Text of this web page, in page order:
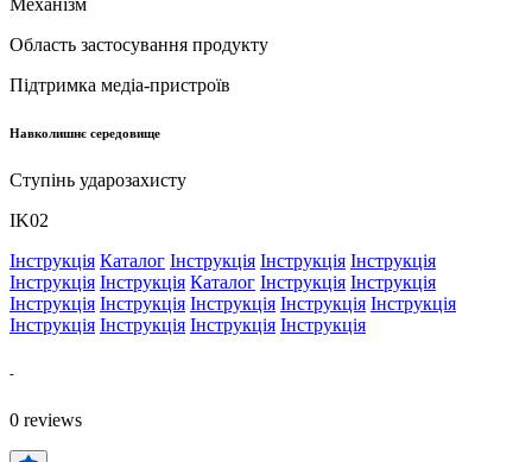
Область застосування продукту
Підтримка медіа-пристроїв
Навколишнє середовище
Ступінь ударозахисту
IK02
Інструкція Каталог Інструкція Інструкція Інструкція
Інструкція Інструкція Каталог Інструкція Інструкція
Інструкція Інструкція Інструкція Інструкція Інструкція
Інструкція Інструкція Інструкція Інструкція
-
0 reviews